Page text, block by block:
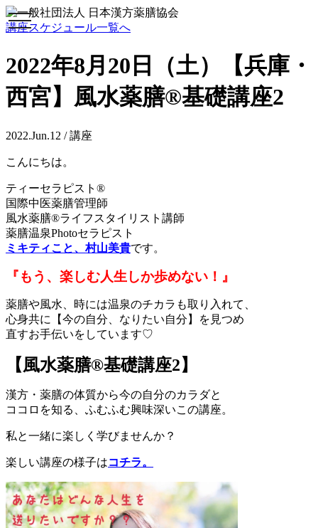
toggle
navigation
講座スケジュール一覧へ
2022年8月20日（土）【兵庫・
西宮】風水薬膳®基礎講座2
2022.Jun.12 / 講座
こんにちは。
ティーセラピスト®
国際中医薬膳管理師
風水薬膳®ライフスタイリスト講師
薬膳温泉Photoセラピスト
ミキティこと、村山美貴です。
『もう、楽しむ人生しか歩めない！』
薬膳や風水、時には温泉のチカラも取り入れて、
心身共に【今の自分、なりたい自分】を見つめ
直すお手伝いをしています♡
【風水薬膳®︎基礎講座2】
漢方・薬膳の体質から今の自分のカラダと
ココロを知る、ふむふむ興味深いこの講座。
私と一緒に楽しく学びませんか？
楽しい講座の様子はコチラ。